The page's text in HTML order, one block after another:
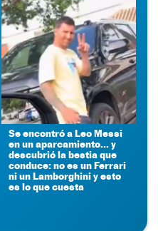
Se encontró a Leo Messi
en un aparcamiento... y
descubrió la bestia que
conduce: no es un Ferrari
ni un Lamborghini y esto
es lo que cuesta